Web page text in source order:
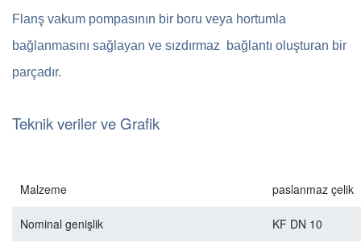
Flanş vakum pompasının bir boru veya hortumla
bağlanmasını sağlayan ve sızdırmaz bağlantı oluşturan bir
parçadır.
Teknik veriler ve Grafik
Malzeme paslanmaz çelik
Nominal genişlik KF DN 10